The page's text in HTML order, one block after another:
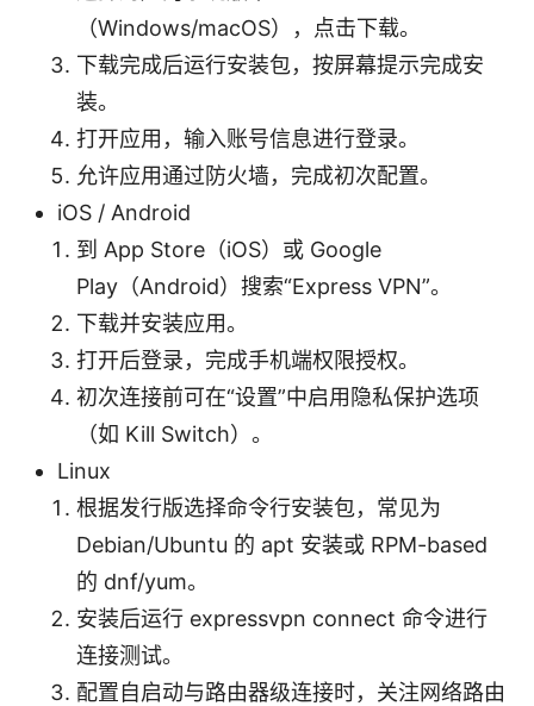
（Windows/macOS），点击下载。
下载完成后运行安装包，按屏幕提示完成安
装。
打开应用，输入账号信息进行登录。
允许应用通过防火墙，完成初次配置。
iOS / Android
到 App Store（iOS）或 Google
Play（Android）搜索“Express VPN”。
下载并安装应用。
打开后登录，完成手机端权限授权。
初次连接前可在“设置”中启用隐私保护选项
（如 Kill Switch）。
Linux
根据发行版选择命令行安装包，常见为
Debian/Ubuntu 的 apt 安装或 RPM-based
的 dnf/yum。
安装后运行 expressvpn connect 命令进行
连接测试。
配置自启动与路由器级连接时，关注网络路由